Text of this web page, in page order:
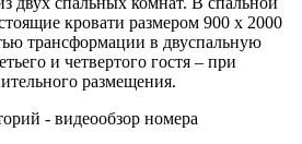
кровати размером 900 х 2000
трансформации в двуспальную
и четвертого гостя – при
размещения.